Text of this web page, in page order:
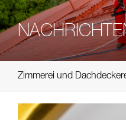
Zimmerei und